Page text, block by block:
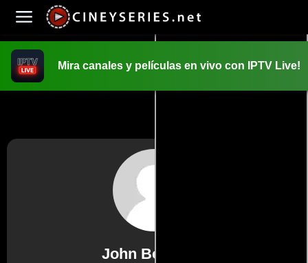
Mira canales y películas en vivo con IPTV Live!
John Boorman